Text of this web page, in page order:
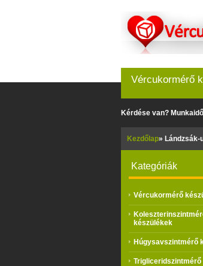
Vércukormérő
Kérdése van?
Kezdőlap»
Kategóriák
Vércukormérő
készülékek
Húgysavszintmérő